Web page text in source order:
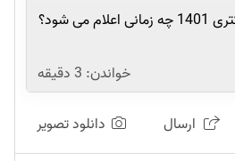
می شود؟
خواندن: 3 دقیقه
ارسال دانلود تصویر